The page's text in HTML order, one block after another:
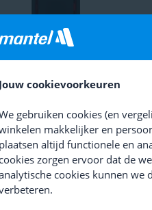
Varia RearVue 820
(3)
299,99
279,95
Jouw cookievoorkeuren
gebruiken cookies (en
makkelijker en
plaatsen altijd functionele en
cookies zorgen ervoor dat de
cookies kunnen we